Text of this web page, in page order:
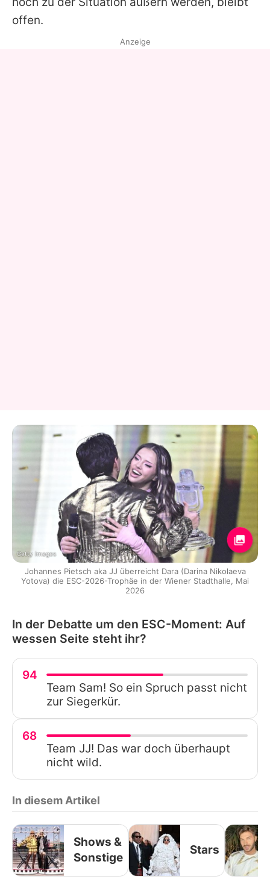
offen.
Anzeige
Getty Images
Johannes Pietsch aka JJ überreicht Dara (Darina Nikolaeva
Yotova) die ESC-2026-Trophäe in der Wiener Stadthalle, Mai
2026
In der Debatte um den ESC-Moment: Auf
wessen Seite steht ihr?
94
Team Sam! So ein Spruch passt nicht
zur Siegerkür.
68
Team JJ! Das war doch überhaupt
nicht wild.
In diesem Artikel
Shows &
Sonstige
Stars